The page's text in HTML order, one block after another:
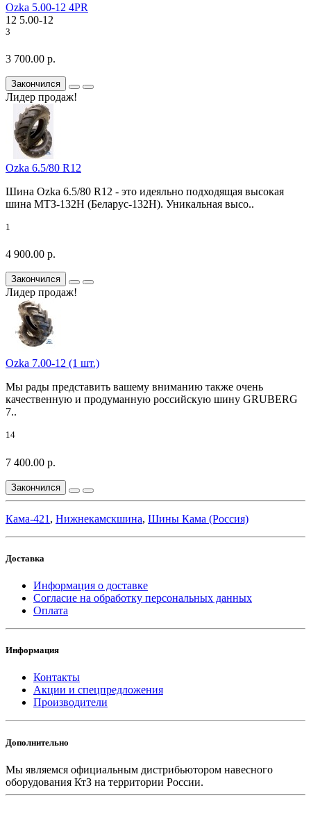
Ozka 5.00-12 4PR
12 5.00-12
3
3 700.00 р.
Закончился
Лидер продаж!
Ozka 6.5/80 R12
Шина Ozka 6.5/80 R12 - это идеяльно подходящая высокая
шина МТЗ-132Н (Беларус-132Н). Уникальная высо..
1
4 900.00 р.
Закончился
Лидер продаж!
Ozka 7.00-12 (1 шт.)
Мы рады представить вашему вниманию также очень
качественную и продуманную российскую шину GRUBERG
7..
14
7 400.00 р.
Закончился
Кама-421 , Нижнекамскшина, Шины Кама (Россия)
Доставка
Информация о доставке
Согласие на обработку персональных данных
Оплата
Информация
Контакты
Акции и спецпредложения
Производители
Дополнительно
Мы являемся официальным дистрибьютором навесного
оборудования КтЗ на территории России.